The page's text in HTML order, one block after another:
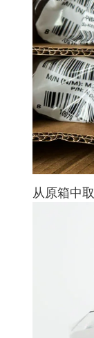
从原箱中